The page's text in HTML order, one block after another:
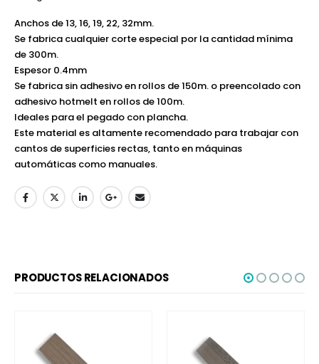
Anchos de 13, 16, 19, 22, 32mm.
Se fabrica cualquier corte especial por la cantidad mínima
de 300m.
Espesor 0.4mm
Se fabrica sin adhesivo en rollos de 150m. o preencolado con
adhesivo hotmelt en rollos de 100m.
Ideales para el pegado con plancha.
Este material es altamente recomendado para trabajar con
cantos de superficies rectas, tanto en máquinas
automáticas como manuales.
PRODUCTOS RELACIONADOS